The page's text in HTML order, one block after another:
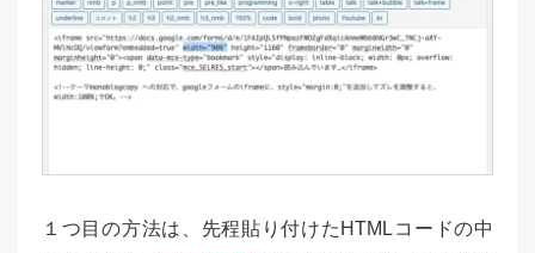
１つ目の方法は、先程貼り付けたHTMLコードの中